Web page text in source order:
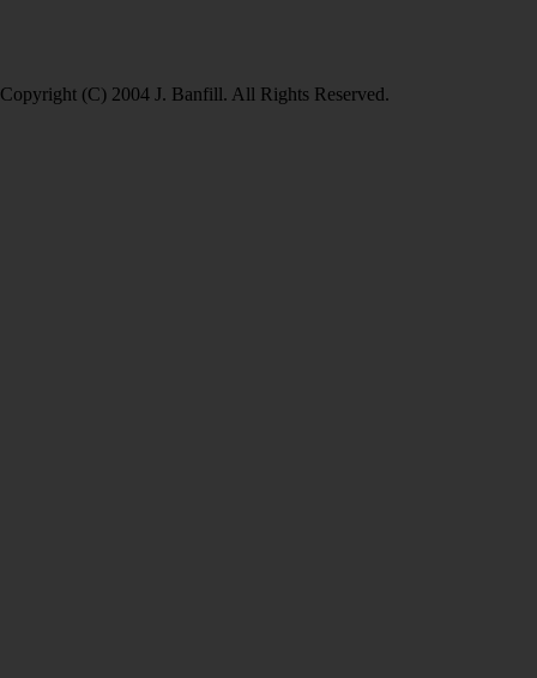
Copyright (C) 2004 J. Banfill. All Rights Reserved.